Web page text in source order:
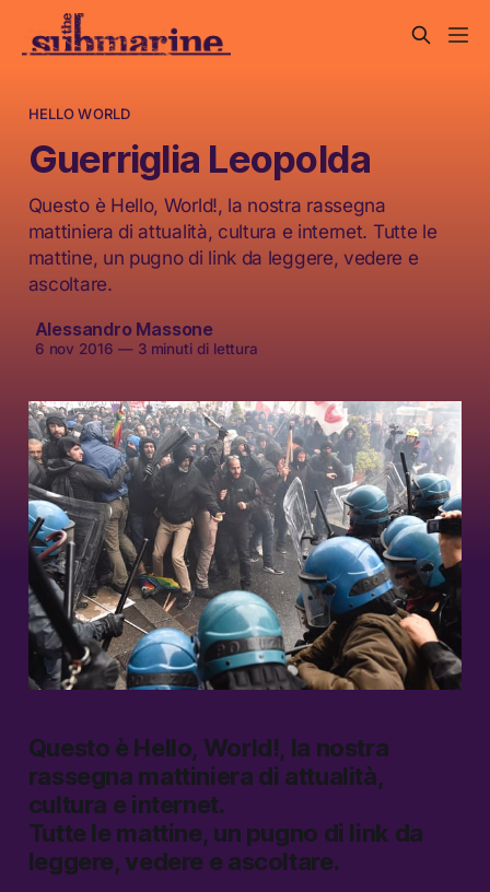
HELLO WORLD
Guerriglia Leopolda
Questo è Hello, World!, la nostra rassegna
mattiniera di attualità, cultura e internet. Tutte le
mattine, un pugno di link da leggere, vedere e
ascoltare.
Alessandro Massone
6 nov 2016 —3 minuti di lettura
Questo è Hello, World!, la nostra
rassegna mattiniera di attualità,
cultura e internet.
Tutte le mattine, un pugno di link da
leggere, vedere e ascoltare.